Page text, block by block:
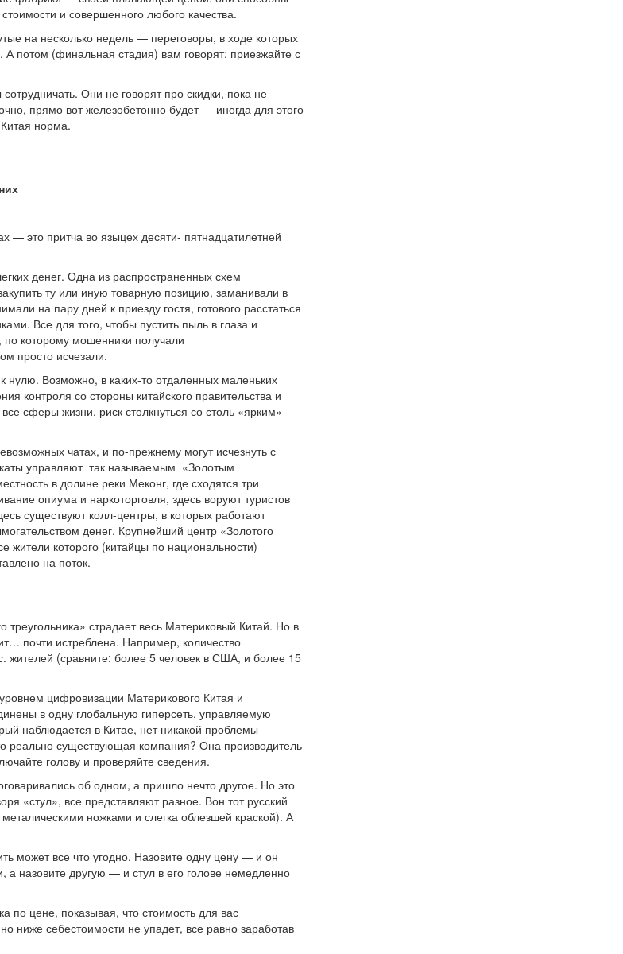
и совершенного любого качества.
на несколько недель — переговоры, в ходе которых
потом (финальная стадия) вам говорят: приезжайте с
Они не говорят про скидки, пока не
прямо вот железобетонно будет — иногда для этого
норма.
— это притча во языцех десяти- пятнадцатилетней
денег. Одна из распространенных схем
ту или иную товарную позицию, заманивали в
на пару дней к приезду гостя, готового расстаться
Все для того, чтобы пустить пыль в глаза и
по которому мошенники получали
просто исчезали.
нулю. Возможно, в каких-то отдаленных маленьких
контроля со стороны китайского правительства и
сферы жизни, риск столкнуться со столь «ярким»
чатах, и по-прежнему могут исчезнуть с
управляют так называемым «Золотым
в долине реки Меконг, где сходятся три
опиума и наркоторговля, здесь воруют туристов
существуют колл-центры, в которых работают
денег. Крупнейший центр «Золотого
жители которого (китайцы по национальности)
на поток.
страдает весь Материковый Китай. Но в
почти истреблена. Например, количество
(сравните: более 5 человек в США, и более 15
цифровизации Материкового Китая и
в одну глобальную гиперсеть, управляемую
наблюдается в Китае, нет никакой проблемы
реально существующая компания? Она производитель
голову и проверяйте сведения.
об одном, а пришло нечто другое. Но это
«стул», все представляют разное. Вон тот русский
ножками и слегка облезшей краской). А
может все что угодно. Назовите одну цену — и он
назовите другую — и стул в его голове немедленно
по цене, показывая, что стоимость для вас
ниже себестоимости не упадет, все равно заработав